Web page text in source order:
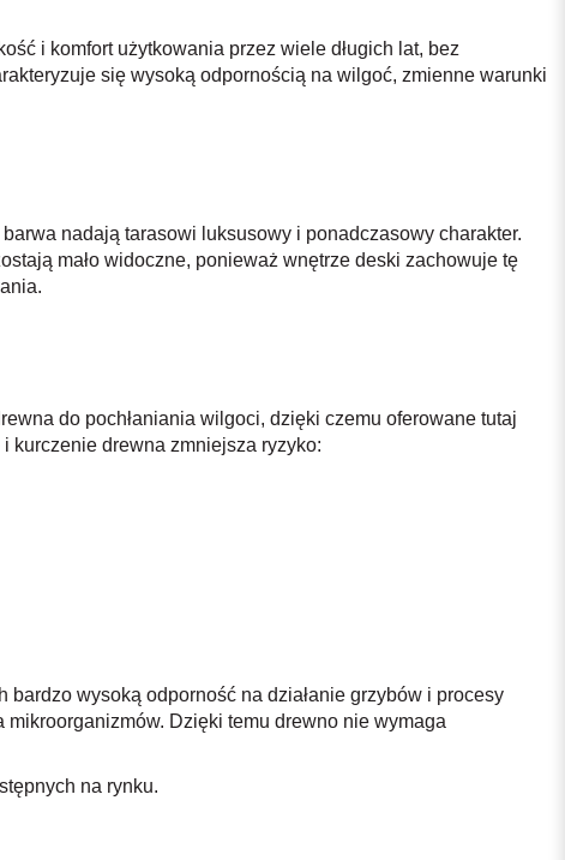
i komfort użytkowania przez wiele długich lat, bez
się wysoką odpornością na wilgoć, zmienne warunki
nadają tarasowi luksusowy i ponadczasowy charakter.
mało widoczne, ponieważ wnętrze deski zachowuje tę
do pochłaniania wilgoci, dzięki czemu oferowane tutaj
kurczenie drewna zmniejsza ryzyko:
wysoką odporność na działanie grzybów i procesy
Dzięki temu drewno nie wymaga
na rynku.